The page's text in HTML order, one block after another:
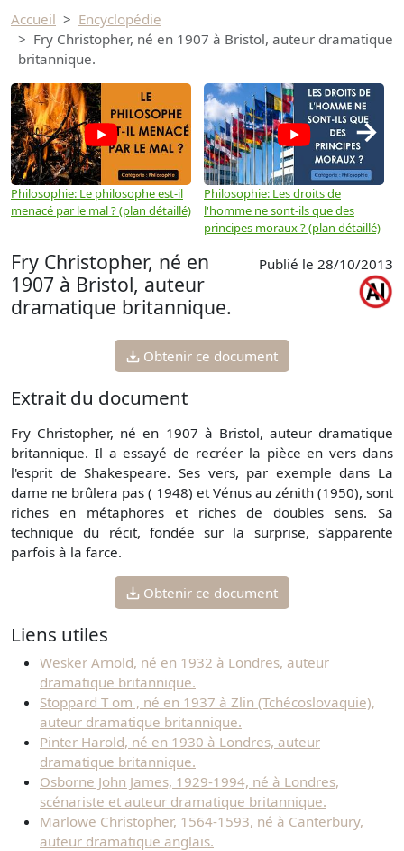
Accueil
Encyclopédie
Fry Christopher, né en 1907 à Bristol, auteur dramatique
britannique.
Philosophie: Le philosophe est-il
menacé par le mal ? (plan détaillé)
Philosophie: Les droits de
l'homme ne sont-ils que des
principes moraux ? (plan détaillé)
→
Fry Christopher, né en
1907 à Bristol, auteur
dramatique britannique.
Publié le 28/10/2013
Obtenir ce document
Extrait du document
Fry Christopher, né en 1907 à Bristol, auteur dramatique
britannique. Il a essayé de recréer la pièce en vers dans
l'esprit de Shakespeare. Ses vers, par exemple dans La
dame ne brûlera pas ( 1948) et Vénus au zénith (1950), sont
riches en métaphores et riches de doubles sens. Sa
technique du récit, fondée sur la surprise, s'apparente
parfois à la farce.
Obtenir ce document
Liens utiles
Wesker Arnold, né en 1932 à Londres, auteur
dramatique britannique.
Stoppard T om , né en 1937 à Zlin (Tchécoslovaquie),
auteur dramatique britannique.
Pinter Harold, né en 1930 à Londres, auteur
dramatique britannique.
Osborne John James, 1929-1994, né à Londres,
scénariste et auteur dramatique britannique.
Marlowe Christopher, 1564-1593, né à Canterbury,
auteur dramatique anglais.